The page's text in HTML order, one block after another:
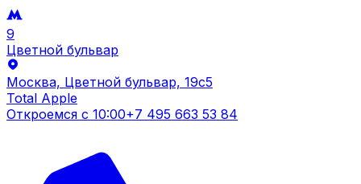
9
Цветной бульвар
Москва, Цветной бульвар, 19c5
Total Apple
Откроемся с 10:00+7 495 663 53 84